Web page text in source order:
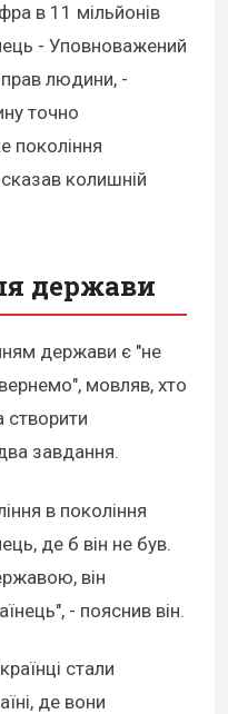
в 11 мільйонів
- Уповноважений
прав людини, -
точно
покоління
колишній
держави
держави є "не
мовляв, хто
створити
завдання.
в покоління
де б він не був.
він
- пояснив він.
стали
де вони